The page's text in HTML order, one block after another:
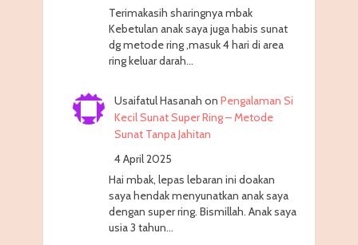
Terimakasih sharingnya mbak
Kebetulan anak saya juga habis sunat
dg metode ring ,masuk 4 hari di area
ring keluar darah…
Usaifatul Hasanah on Pengalaman Si
Kecil Sunat Super Ring – Metode
Sunat Tanpa Jahitan
4 April 2025
Hai mbak, lepas lebaran ini doakan
saya hendak menyunatkan anak saya
dengan super ring. Bismillah. Anak saya
usia 3 tahun…